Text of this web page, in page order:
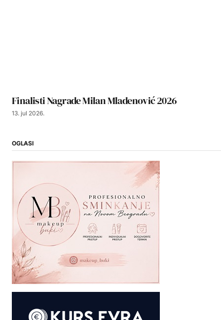
Finalisti Nagrade Milan Mladenović 2026
13. jul 2026.
OGLASI